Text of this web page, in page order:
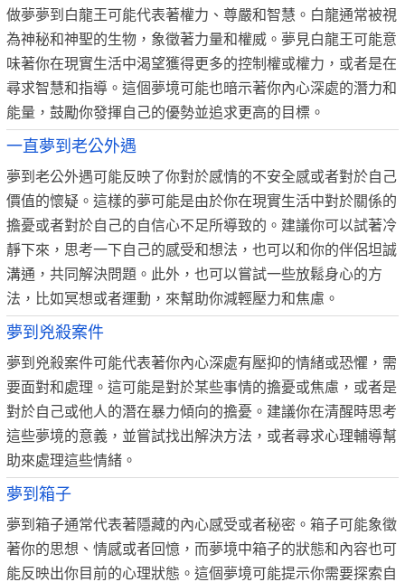
做夢夢到白龍王可能代表著權力、尊嚴和智慧。白龍通常被視
為神秘和神聖的生物，象徵著力量和權威。夢見白龍王可能意
味著你在現實生活中渴望獲得更多的控制權或權力，或者是在
尋求智慧和指導。這個夢境可能也暗示著你內心深處的潛力和
能量，鼓勵你發揮自己的優勢並追求更高的目標。
一直夢到老公外遇
夢到老公外遇可能反映了你對於感情的不安全感或者對於自己
價值的懷疑。這樣的夢可能是由於你在現實生活中對於關係的
擔憂或者對於自己的自信心不足所導致的。建議你可以試著冷
靜下來，思考一下自己的感受和想法，也可以和你的伴侶坦誠
溝通，共同解決問題。此外，也可以嘗試一些放鬆身心的方
法，比如冥想或者運動，來幫助你減輕壓力和焦慮。
夢到兇殺案件
夢到兇殺案件可能代表著你內心深處有壓抑的情緒或恐懼，需
要面對和處理。這可能是對於某些事情的擔憂或焦慮，或者是
對於自己或他人的潛在暴力傾向的擔憂。建議你在清醒時思考
這些夢境的意義，並嘗試找出解決方法，或者尋求心理輔導幫
助來處理這些情緒。
夢到箱子
夢到箱子通常代表著隱藏的內心感受或者秘密。箱子可能象徵
著你的思想、情感或者回憶，而夢境中箱子的狀態和內容也可
能反映出你目前的心理狀態。這個夢境可能提示你需要探索自